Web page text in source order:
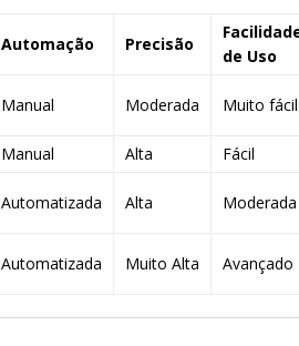
Automação Precisão
de Uso
Manual Moderada Muito fácil
Manual Alta Fácil
Automatizada Alta Moderada
Automatizada Muito Alta Avançado